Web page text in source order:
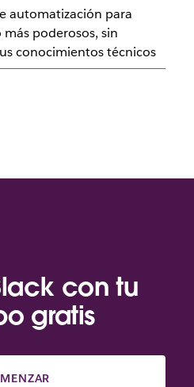
automatización para
poderosos, sin
conocimientos técnicos
con tu
gratis